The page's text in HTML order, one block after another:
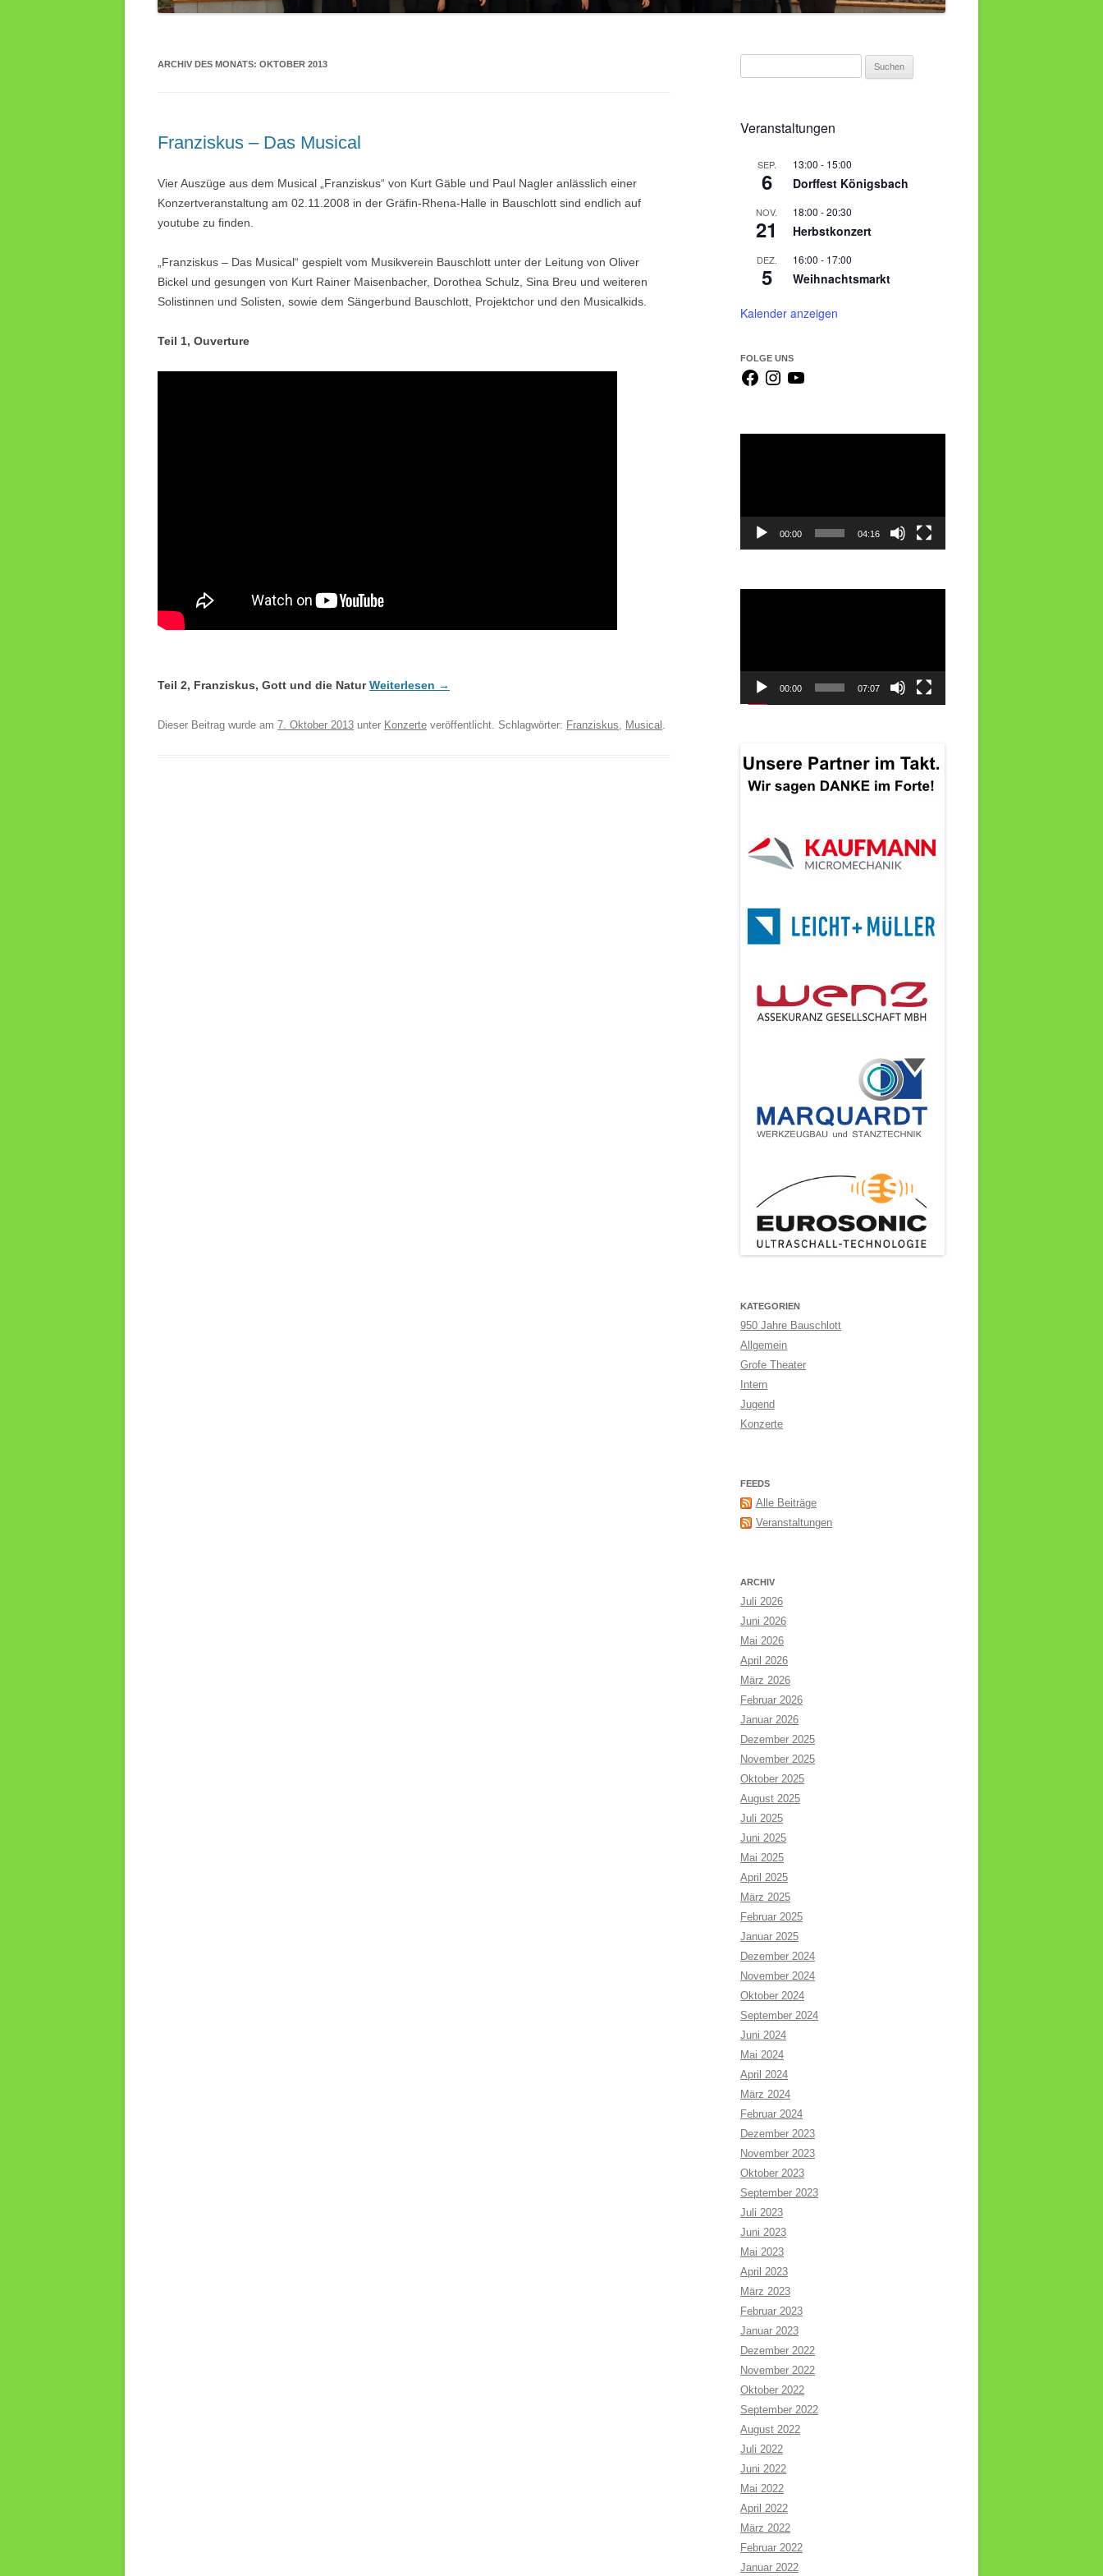
ARCHIV DES MONATS: OKTOBER 2013
Franziskus – Das Musical
Vier Auszüge aus dem Musical „Franziskus“ von Kurt Gäble und Paul Nagler anlässlich einer
Konzertveranstaltung am 02.11.2008 in der Gräfin-Rhena-Halle in Bauschlott sind endlich auf
youtube zu finden.
„Franziskus – Das Musical“ gespielt vom Musikverein Bauschlott unter der Leitung von Oliver
Bickel und gesungen von Kurt Rainer Maisenbacher, Dorothea Schulz, Sina Breu und weiteren
Solistinnen und Solisten, sowie dem Sängerbund Bauschlott, Projektchor und den Musicalkids.
Teil 1, Ouverture
Teil 2, Franziskus, Gott und die NaturWeiterlesen →
Dieser Beitrag wurde am 7. Oktober 2013 unter Konzerte veröffentlicht. Schlagwörter: Franziskus, Musical .
hVeranstaltungen
SEP.
6
13:00 - 15:00
Dorffest Königsbach
NOV.
21
18:00 -20:30
Herbstkonzert
DEZ.
5
16:00 - 17:00
Weihnachtsmarkt
Kalender anzeigen
FOLGE UNS
00:00 04:16
00:00 07:07
KATEGORIEN
950 Jahre Bauschlott
Allgemein
Grofe Theater
Intern
Jugend
Konzerte
FEEDS
Alle Beiträge
Veranstaltungen
ARCHIV
Juli 2026
Juni 2026
Mai 2026
April 2026
März 2026
Februar 2026
Januar 2026
Dezember 2025
November 2025
Oktober 2025
August 2025
Juli 2025
Juni 2025
Mai 2025
April 2025
März 2025
Februar 2025
Januar 2025
Dezember 2024
November 2024
Oktober 2024
September 2024
Juni 2024
Mai 2024
April 2024
März 2024
Februar 2024
Dezember 2023
November 2023
Oktober 2023
September 2023
Juli 2023
Juni 2023
Mai 2023
April 2023
März 2023
Februar 2023
Januar 2023
Dezember 2022
November 2022
Oktober 2022
September 2022
August 2022
Juli 2022
Juni 2022
Mai 2022
April 2022
März 2022
Februar 2022
Januar 2022